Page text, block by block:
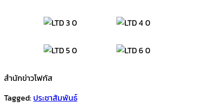
สำนักข่าวโฟกัส
Tagged: ประชาสัมพันธ์